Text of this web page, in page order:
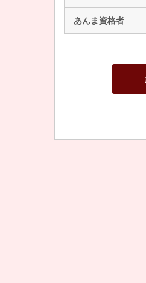
あんま資格者